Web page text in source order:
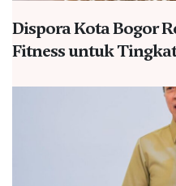
Dispora Kota Bogor
Fitness untuk